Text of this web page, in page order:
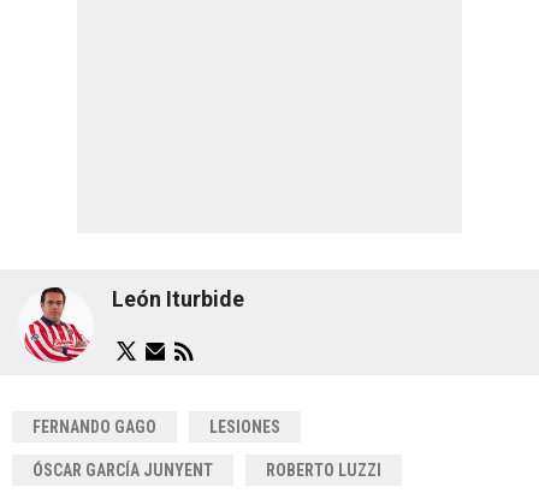
León Iturbide
FERNANDO GAGO LESIONES
ÓSCAR GARCÍA JUNYENT ROBERTO LUZZI